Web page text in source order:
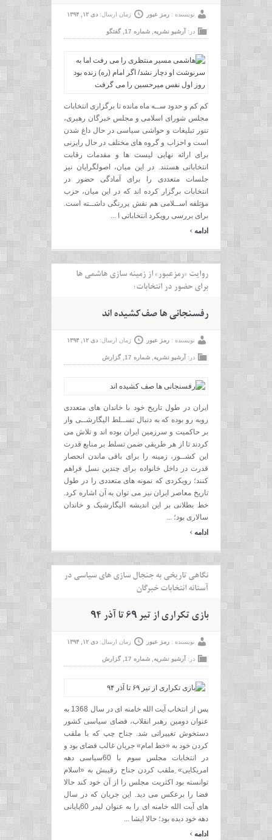
نویسنده : رمز عبور زمان ارسال: دی ۱۲, ۱۳۹۴
در: آرشیو نشریه شماره 17 گفتگو
کم کم و حدود ســه ماه مانده تا برگزاری انتخابات
مجلس شورای اسلامی و مجلس خبرگان رهبری،
تنور تبلیغات و حواشی سیاسی در حال داغ شدن
است و احزاب و گروه های مختلف در حال رایزنی
برای ارائه نهایی لیست ها و مقدمات رقابت
انتخاباتی هستند. در این میان، اصولگرایان نیز
جلسات متعددی را برای آمادگی حضور در
انتخابات برگزار کرده اند که در این میان، حزب
مؤتلفه اســلامی هم نقش پررنگی داشــته است.
برای بررسی رویکرد انتخاباتی ا ...
ادامه ›
روایت «رمزعبور» از زمینه سازی هاشمی ها
برای حضور در انتخابات؛
رفسنجانی ها صف کشیده اند
نویسنده : رمز عبور زمان ارسال: دی ۱۲, ۱۳۹۴
در: آرشیو نشریه شماره 17 گزارش
ایران در طول تاریخ خود با خاندان های متعددی
روبه رو بوده که به دنبال تســلط الیگارشــی وار
بر حاکمیت و سرزمین ایران بوده اند و تلاش می
کردند تا از هر طریقی ضمن تسلط بر منابع قدرت
این کشــور، زمینه را برای باقی ماندن انحصار
قدرت در داخل خانواده برای چندین نسل فراهم
کنند؛ رویکردی که نمونه های متعددی را در طول
تاریخ معاصر ایران نیز می توان به آن اشاره کرد.
خط بطلانی بر این اندیشه الیگارشیک و خاندان
سالاری بود؛ ...
ادامه ›
نگاهی تاریخی به جنجال سازی های سیاسی در
آستانه انتخابات خبرگان
بازی تکراری از تیر ۶۹ تا آذر ۹۴
نویسنده : رمز عبور زمان ارسال: دی ۱۲, ۱۳۹۴
در: آرشیو نشریه شماره 17 گزارش
پس از انتخاب آیت الله خامنه ای در سال 1368 به
عنوان دومین رهبر انقلاب، فضای سیاسی کشور
دستخوش تغییراتی شد. جناح چپ که با ملقب
کردن خود به «خط امام» جریان غالب فضای بود و
در انتخابات مجلس سوم با 60سیاسی دهه
امریکایی» ِملقب کردن جناح رقیبش به «اسلام
توانسته بود اکثریت مجلس را از آن خود کند حالا
فضا را برعکس می دید. این جریان که در سال
های آیت الله خامنه ای را به عنوان لیدر 60پایانی
دهه خود دیده بود؛ حالا ایشا ...
ادامه ›